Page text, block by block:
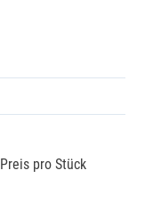
Preis pro Stück